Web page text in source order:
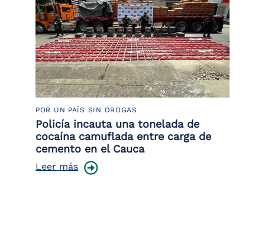
POR UN PAÍS SIN DROGAS
Policía incauta una tonelada de
cocaína camuflada entre carga de
cemento en el Cauca
Leer más